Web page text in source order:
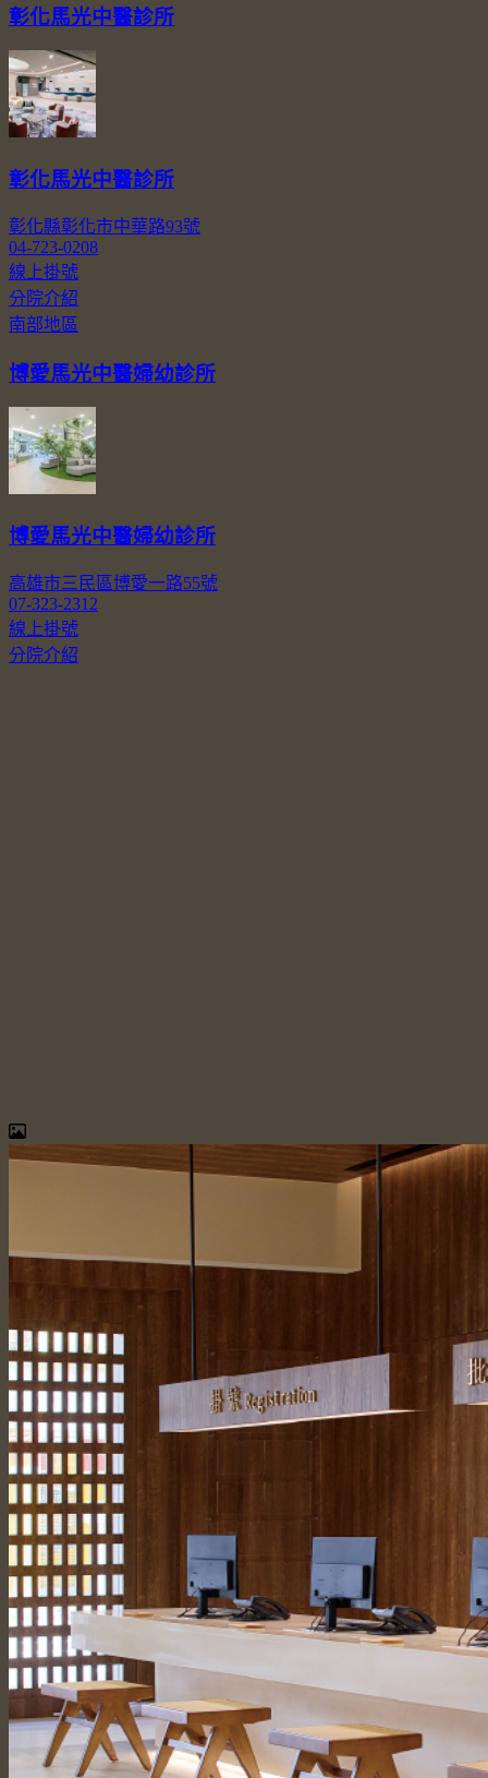
彰化馬光中醫診所
彰化馬光中醫診所
彰化縣彰化市中華路93號
04-723-0208
線上掛號
分院介紹
南部地區
博愛馬光中醫婦幼診所
博愛馬光中醫婦幼診所
高雄市三民區博愛一路55號
07-323-2312
線上掛號
分院介紹